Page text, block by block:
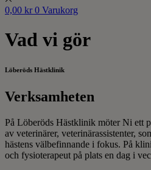
0,00 kr 0 Varukorg
Vad vi gör
Löberöds Hästklinik
Verksamheten
På Löberöds Hästklinik möter Ni ett
av veterinärer, veterinärassistenter,
hästens välbefinnande i fokus. På
och fysioterapeut på plats en dag i